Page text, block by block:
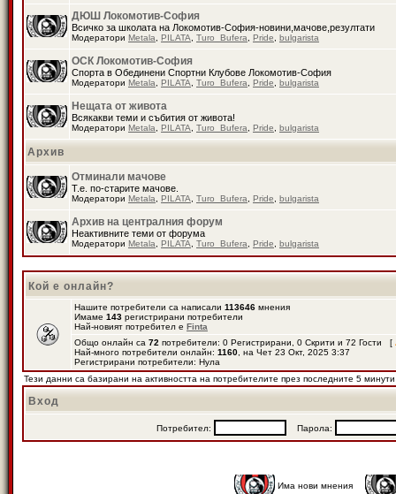
ДЮШ Локомотив-София
Всичко за школата на Локомотив-София-новини,мачове,резултати
Модератори Metala PILATA Turo_Bufera Pride bulgarista
ОСК Локомотив-София
Спорта в Обединени Спортни Клубове Локомотив-София
Модератори Metala PILATA Turo_Bufera Pride bulgarista
Нещата от живота
Всякакви теми и събития от живота!
Модератори Metala PILATA Turo_Bufera Pride bulgarista
Архив
Отминали мачове
Т.е. по-старите мачове.
Модератори Metala PILATA Turo_Bufera Pride bulgarista
Архив на централния форум
Неактивните теми от форума
Модератори Metala PILATA Turo_Bufera Pride bulgarista
Кой е онлайн?
Нашите потребители са написали 113646 мнения
Имаме 143 регистрирани потребители
Най-новият потребител е Finta
Общо онлайн са 72 потребители: 0 Регистрирани, 0 Скрити и 72 Гости [
Най-много потребители онлайн: 1160 , на Чет 23 Окт, 2025 3:37
Регистрирани потребители: Нула
Тези данни са базирани на активността на потребителите през последните 5 минути
Вход
Потребител: Парола:
Има нови мнения